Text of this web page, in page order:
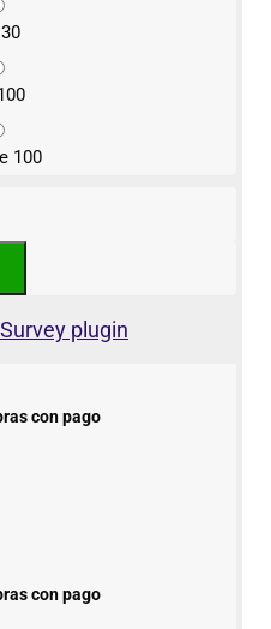
100
plugin
con pago
con pago